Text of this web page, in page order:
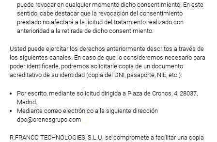
puede revocar en cualquier momento dicho consentimiento. En este
sentido, cabe destacar que la revocación del consentimiento
prestado no afectará a la licitud del tratamiento realizado con
anterioridad a la retirada de dicho consentimiento.
Usted puede ejercitar los derechos anteriormente descritos a través de
los siguientes canales. En caso de que lo consideremos necesario para
poder identificarle, podremos solicitarle copia de un documento
acreditativo de su identidad (copia del DNI, pasaporte, NIE, etc.):
Por escrito, mediante solicitud dirigida a Plaza de Cronos, 4, 28037,
Madrid.
Mediante correo electrónico a la siguiente dirección
dpo@orenesgrupo.com
R.FRANCO TECHNOLOGIES, S.L.U. se compromete a facilitar una copia